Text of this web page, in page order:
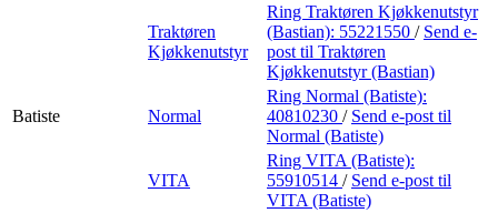
Traktøren
Kjøkkenutstyr
Ring Traktøren Kjøkkenutstyr
(Bastian): 55221550 / Send e-
post til Traktøren
Kjøkkenutstyr (Bastian)
Batiste Normal
Ring Normal (Batiste):
40810230 / Send e-post til
Normal (Batiste)
VITA
Ring VITA (Batiste):
55910514 / Send e-post til
VITA (Batiste)